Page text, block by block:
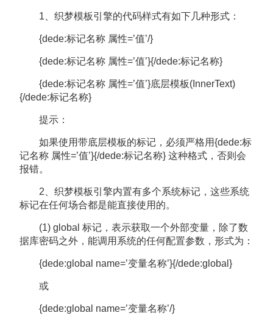
1、织梦模板引擎的代码样式有如下几种形式：
{dede:标记名称 属性=’值’/}
{dede:标记名称 属性=’值’}{/dede:标记名称}
{dede:标记名称 属性=’值’}底层模板(InnerText)
{/dede:标记名称}
提示：
如果使用带底层模板的标记，必须严格用{dede:标
记名称 属性=’值’}{/dede:标记名称} 这种格式，否则会
报错。
2、织梦模板引擎内置有多个系统标记，这些系统
标记在任何场合都是能直接使用的。
(1) global 标记，表示获取一个外部变量，除了数
据库密码之外，能调用系统的任何配置参数，形式为：
{dede:global name=’变量名称’}{/dede:global}
或
{dede:global name=’变量名称’/}